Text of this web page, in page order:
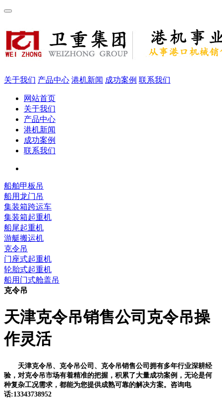
关于我们 产品中心 港机新闻 成功案例 联系我们
网站首页
关于我们
产品中心
港机新闻
成功案例
联系我们
船舶甲板吊
船用龙门吊
集装箱跨运车
集装箱起重机
船尾起重机
游艇搬运机
克令吊
门座式起重机
轮胎式起重机
船用门式舱盖吊
克令吊
天津克令吊销售公司克令吊操
作灵活
天津克令吊、克令吊公司、克令吊销售公司拥有多年行业深耕经
验，对克令吊市场有着精准的把握，积累了大量成功案例，无论是何
种复杂工况需求，都能为您提供成熟可靠的解决方案。咨询电
话:13343738952